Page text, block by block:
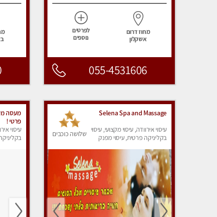
מחוז דרום
אשקלון
לפרטים
נוספים
055-4531606
Selena Spa and Massage
עיסוי אירוודה, עיסוי מקצועי, עיסוי
בקליניקה פרטית, עיסוי מפנק
שלושה כוכבים
מעסה
פרטי !
עיסוי